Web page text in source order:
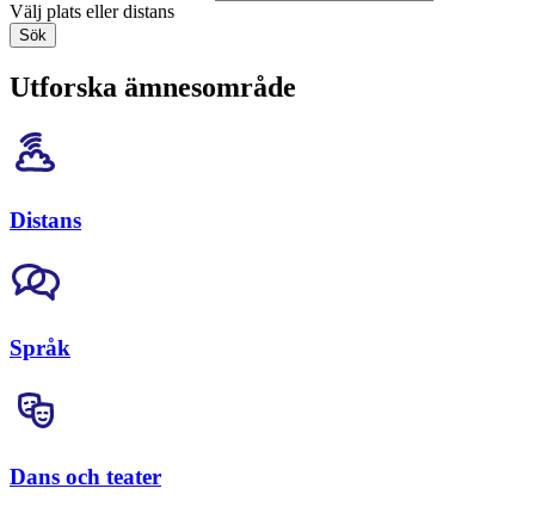
Välj plats eller distans
Sök
Utforska ämnesområde
Distans
Språk
Dans och teater